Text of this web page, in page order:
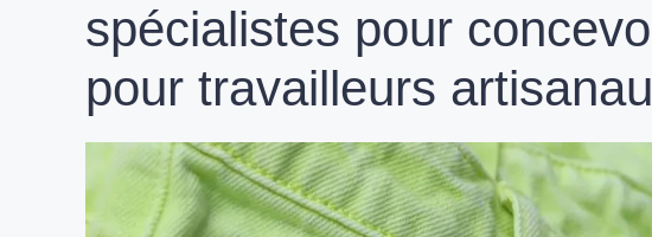
spécialistes pour
pour travailleurs